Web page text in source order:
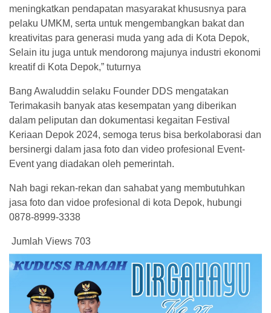
meningkatkan pendapatan masyarakat khususnya para
pelaku UMKM, serta untuk mengembangkan bakat dan
kreativitas para generasi muda yang ada di Kota Depok,
Selain itu juga untuk mendorong majunya industri ekonomi
kreatif di Kota Depok,” tuturnya
Bang Awaluddin selaku Founder DDS mengatakan
Terimakasih banyak atas kesempatan yang diberikan
dalam peliputan dan dokumentasi kegaitan Festival
Keriaan Depok 2024, semoga terus bisa berkolaborasi dan
bersinergi dalam jasa foto dan video profesional Event-
Event yang diadakan oleh pemerintah.
Nah bagi rekan-rekan dan sahabat yang membutuhkan
jasa foto dan vidoe profesional di kota Depok, hubungi
0878-8999-3338
Jumlah Views 703